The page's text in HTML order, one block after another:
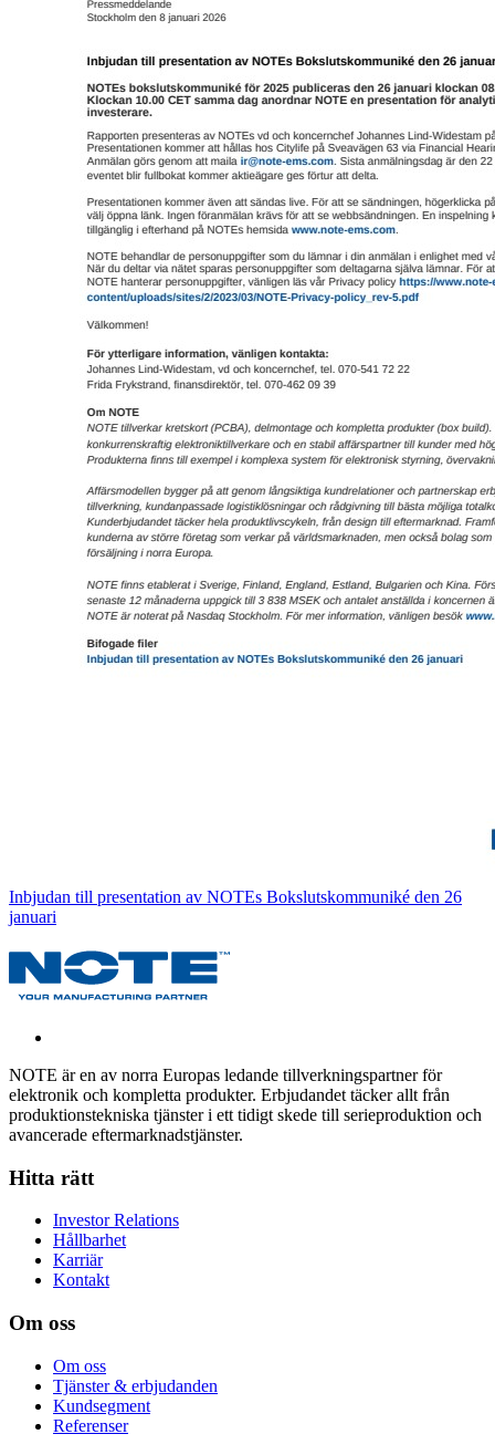
Inbjudan till presentation av NOTEs Bokslutskommuniké den 26
januari
NOTE är en av norra Europas ledande tillverkningspartner för
elektronik och kompletta produkter. Erbjudandet täcker allt från
produktionstekniska tjänster i ett tidigt skede till serieproduktion och
avancerade eftermarknadstjänster.
Hitta rätt
Investor Relations
Hållbarhet
Karriär
Kontakt
Om oss
Om oss
Tjänster & erbjudanden
Kundsegment
Referenser